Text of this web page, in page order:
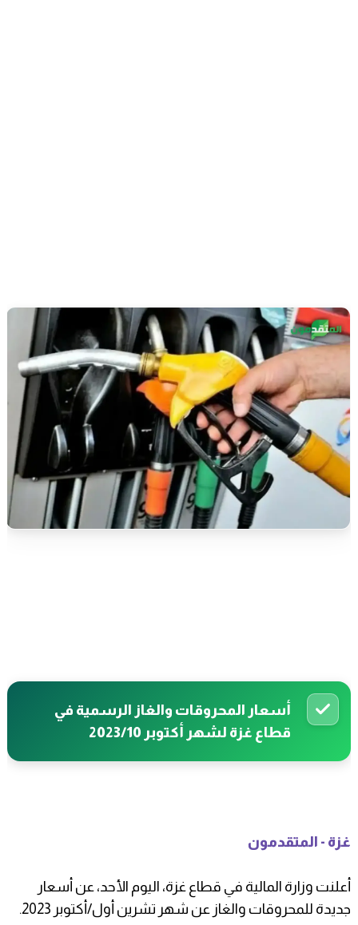
أسعار المحروقات والغاز الرسمية في
قطاع غزة لشهر أكتوبر 2023/10
غزة - المتقدمون
أعلنت وزارة المالية في قطاع غزة، اليوم الأحد، عن أسعار
جديدة للمحروقات والغاز عن شهر تشرين أول/أكتوبر 2023.